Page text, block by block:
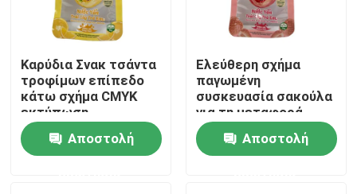
Μας ελάτε σε επαφή με
Ειδήσεις
Περιπτώσεις
Καρύδια Σνακ τσάντα
τροφίμων επίπεδο
κάτω σχήμα CMYK
εκτύπωση
Αποστολή
Ελεύθερη σχήμα
παγωμένη
συσκευασία σακούλα
για τη μεταφορά
πολλαπλών
εφαρμογώνΑποστολή